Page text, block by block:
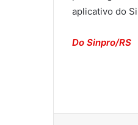
aplicativo do
Do Sinpro/RS